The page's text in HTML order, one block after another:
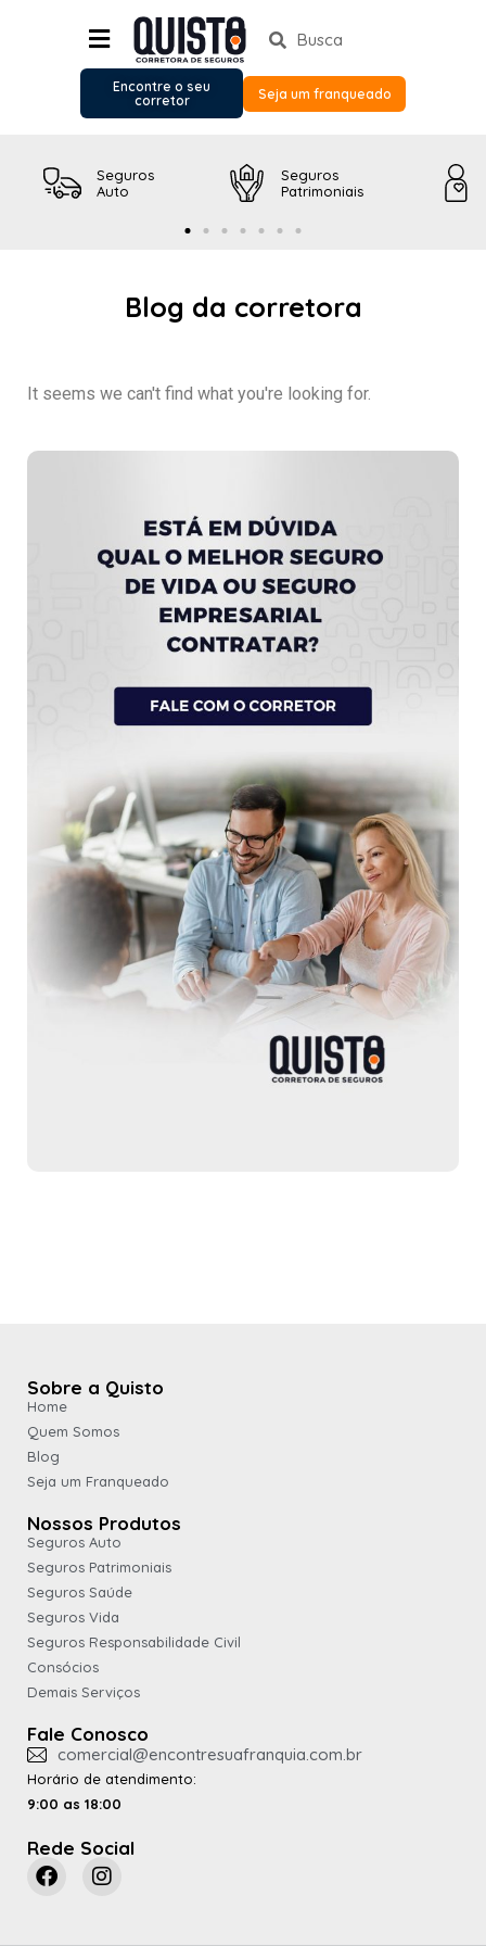
Encontre o seu
corretor
Seja um franqueado
Seguros
Auto
Seguros
Patrimoniais
Blog da corretora
It seems we can't find what you're looking for.
Sobre a Quisto
Home
Quem Somos
Blog
Seja um Franqueado
Nossos Produtos
Seguros Auto
Seguros Patrimoniais
Seguros Saúde
Seguros Vida
Seguros Responsabilidade Civil
Consócios
Demais Serviços
Fale Conosco
comercial@encontresuafranquia.com.br
Horário de atendimento:
9:00 as 18:00
Rede Social